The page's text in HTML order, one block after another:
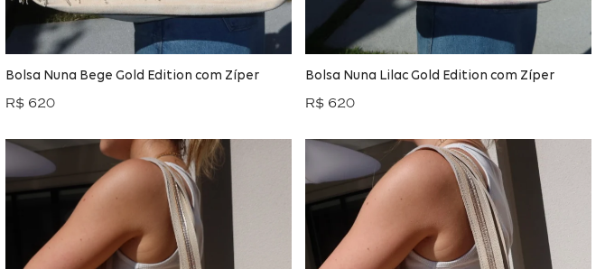
Bolsa Nuna Bege Gold Edition com Zíper
R$ 620
Bolsa Nuna Lilac Gold Edition com Zíper
R$ 620